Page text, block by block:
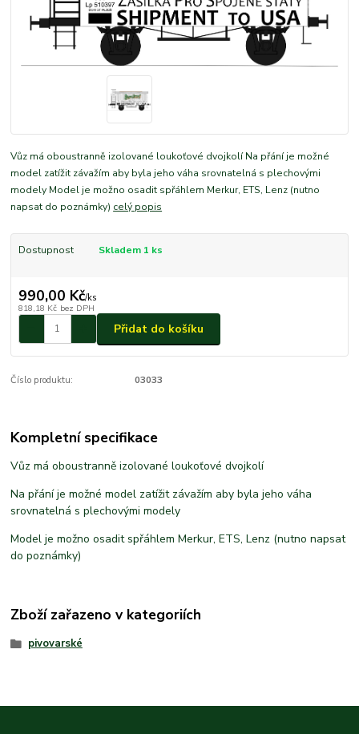
Vůz má oboustranně izolované loukoťové dvojkolí Na přání je možné
model zatížit závažím aby byla jeho váha srovnatelná s plechovými
modely Model je možno osadit spřáhlem Merkur, ETS, Lenz (nutno
napsat do poznámky) celý popis
Dostupnost Skladem 1 ks
990,00 Kč/ks
818,18 Kč bez DPH
Přidat do košíku
Číslo produktu: 03033
Kompletní specifikace
Vůz má oboustranně izolované loukoťové dvojkolí
Na přání je možné model zatížit závažím aby byla jeho váha
srovnatelná s plechovými modely
Model je možno osadit spřáhlem Merkur, ETS, Lenz (nutno napsat
do poznámky)
Zboží zařazeno v kategoriích
pivovarské